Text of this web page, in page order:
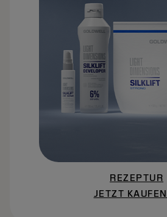
REZEPTUR
JETZT KAUFEN